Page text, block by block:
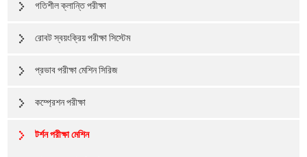
গতিশীল ক্লান্তি পরীক্ষা
রোবট স্বয়ংক্রিয় পরীক্ষা সিস্টেম
প্রভাব পরীক্ষা মেশিন সিরিজ
কম্প্রেশন পরীক্ষা
টর্শন পরীক্ষা মেশিন